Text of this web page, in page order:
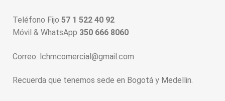
Teléfono Fijo 57 1 522 40 92
Móvil & WhatsApp 350 666 8060
Correo: lchmcomercial@gmail.com
Recuerda que tenemos sede en Bogotá y Medellin.